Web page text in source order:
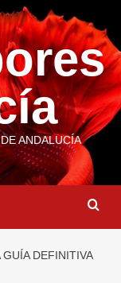
ANDALUCÍA
DEFINITIVA